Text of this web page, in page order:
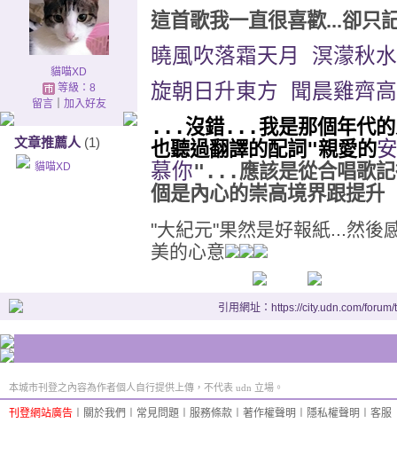
貓喵XD
等級：8
留言｜ 加入好友
文章推薦人 (1)
貓喵XD
這首歌我一直很喜歡...卻只
曉風吹落霜天月 溟濛秋
旋朝日升東方 聞晨雞齊
...沒錯...我是那個年代
也聽過翻譯的配詞"親愛的
慕你"...應該是從合唱歌
個是內心的崇高境界跟提升
"大紀元"果然是好報紙...然後
美的心意
引用網址：https://city.udn.com/
本城市刊登之內容為作者個人自行提供上傳，不代表 udn 立場。
刊登網站廣告 關於我們 常見問題 服務條款 著作權聲明 隱私權聲明 客服